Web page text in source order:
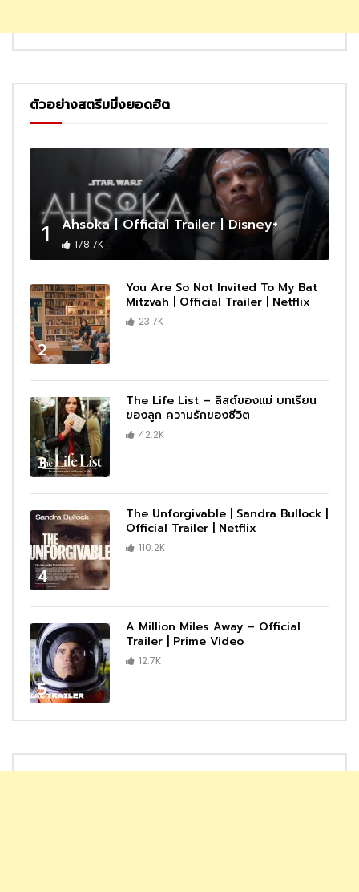
ตัวอย่างสตรีมมิ่งยอดฮิต
1 Ahsoka | Official Trailer | Disney+
178.7K
2
You Are So Not Invited To My Bat
Mitzvah | Official Trailer | Netflix
23.7K
3
The Life List – ลิสต์ของแม่ บทเรียน
ของลูก ความรักของชีวิต
42.2K
4
The Unforgivable | Sandra Bullock |
Official Trailer | Netflix
110.2K
5
A Million Miles Away – Official
Trailer | Prime Video
12.7K